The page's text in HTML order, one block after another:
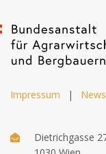
Impressum |
Dietrichgasse